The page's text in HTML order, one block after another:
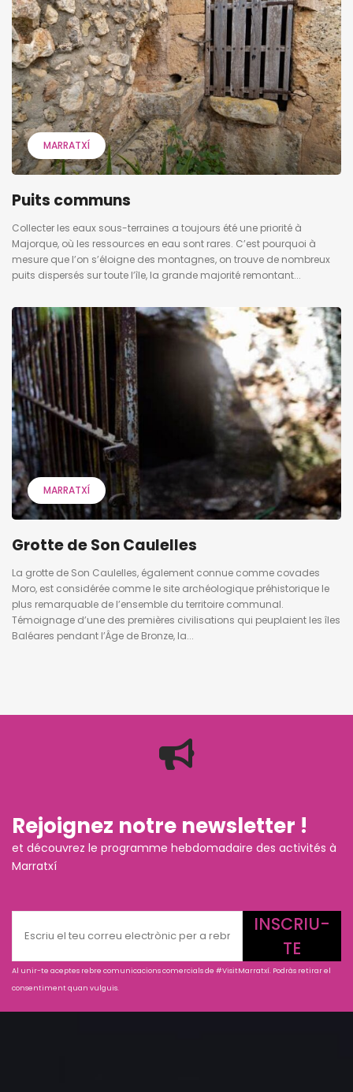
MARRATXÍ
Puits communs
Collecter les eaux sous-terraines a toujours été une priorité à
Majorque, où les ressources en eau sont rares. C’est pourquoi à
mesure que l’on s’éloigne des montagnes, on trouve de nombreux
puits dispersés sur toute l’île, la grande majorité remontant...
MARRATXÍ
Grotte de Son Caulelles
La grotte de Son Caulelles, également connue comme covades
Moro, est considérée comme le site archéologique préhistorique le
plus remarquable de l’ensemble du territoire communal.
Témoignage d’une des premières civilisations qui peuplaient les îles
Baléares pendant l’Âge de Bronze, la...
Rejoignez notre newsletter !
et découvrez le programme hebdomadaire des activités à
Marratxí
INSCRIU-
TE
Al unir-te aceptes rebre comunicacions comercials de #VisitMarratxí. Podràs retirar el
consentiment quan vulguis.